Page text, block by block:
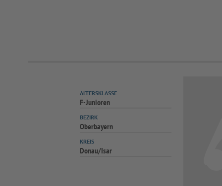
ALTERSKLASSE
F-Junioren
BEZIRK
Oberbayern
KREIS
Donau/Isar